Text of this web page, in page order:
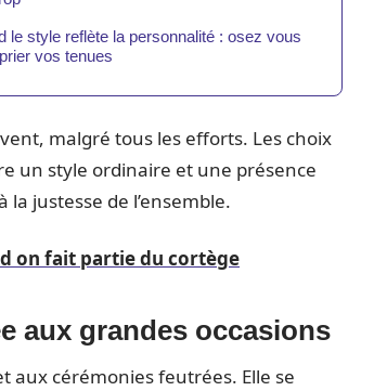
le style reflète la personnalité : osez vous
vos tenues
malgré tous les efforts. Les choix
un style ordinaire et une présence
justesse de l’ensemble.
on fait partie du cortège
aux grandes occasions
aux cérémonies feutrées. Elle se